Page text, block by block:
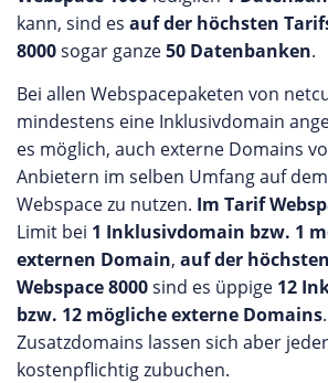
kann, sind es auf der höchsten
8000sogar ganze50 Datenbanken.
Bei allen Webspacepaketen von
mindestens eine Inklusivdomain
es möglich, auch externe Domains
Anbietern im selben Umfang auf
Webspace zu nutzen. Im Tarif
Limit bei 1 Inklusivdomain bzw. 1
externen Domain, auf der
Webspace 8000sind es üppige 12
bzw. 12 mögliche externe Domains
Zusatzdomains lassen sich aber
kostenpflichtig zubuchen.